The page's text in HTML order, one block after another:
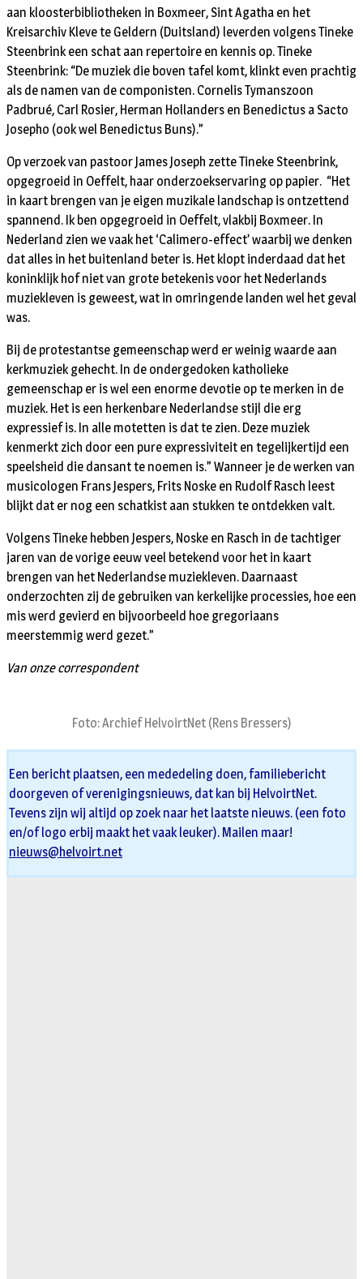
aan kloosterbibliotheken in Boxmeer, Sint Agatha en het
Kreisarchiv Kleve te Geldern (Duitsland) leverden volgens Tineke
Steenbrink een schat aan repertoire en kennis op. Tineke
Steenbrink: “De muziek die boven tafel komt, klinkt even prachtig
als de namen van de componisten. Cornelis Tymanszoon
Padbrué, Carl Rosier, Herman Hollanders en Benedictus a Sacto
Josepho (ook wel Benedictus Buns).”
Op verzoek van pastoor James Joseph zette Tineke Steenbrink,
opgegroeid in Oeffelt, haar onderzoekservaring op papier. “Het
in kaart brengen van je eigen muzikale landschap is ontzettend
spannend. Ik ben opgegroeid in Oeffelt, vlakbij Boxmeer. In
Nederland zien we vaak het ‘Calimero-effect’ waarbij we denken
dat alles in het buitenland beter is. Het klopt inderdaad dat het
koninklijk hof niet van grote betekenis voor het Nederlands
muziekleven is geweest, wat in omringende landen wel het geval
was.
Bij de protestantse gemeenschap werd er weinig waarde aan
kerkmuziek gehecht. In de ondergedoken katholieke
gemeenschap er is wel een enorme devotie op te merken in de
muziek. Het is een herkenbare Nederlandse stijl die erg
expressief is. In alle motetten is dat te zien. Deze muziek
kenmerkt zich door een pure expressiviteit en tegelijkertijd een
speelsheid die dansant te noemen is.” Wanneer je de werken van
musicologen Frans Jespers, Frits Noske en Rudolf Rasch leest
blijkt dat er nog een schatkist aan stukken te ontdekken valt.
Volgens Tineke hebben Jespers, Noske en Rasch in de tachtiger
jaren van de vorige eeuw veel betekend voor het in kaart
brengen van het Nederlandse muziekleven. Daarnaast
onderzochten zij de gebruiken van kerkelijke processies, hoe een
mis werd gevierd en bijvoorbeeld hoe gregoriaans
meerstemmig werd gezet.”
Van onze correspondent
Foto: Archief HelvoirtNet (Rens Bressers)
Een bericht plaatsen, een mededeling doen, familiebericht
doorgeven of verenigingsnieuws, dat kan bij HelvoirtNet.
Tevens zijn wij altijd op zoek naar het laatste nieuws. (een foto
en/of logo erbij maakt het vaak leuker). Mailen maar!
nieuws@helvoirt.net